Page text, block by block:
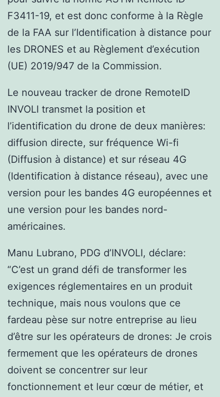
F3411-19, et est donc conforme à la Règle
de la FAA sur l’Identification à distance pour
les DRONES et au Règlement d’exécution
(UE) 2019/947 de la Commission.
Le nouveau tracker de drone RemoteID
INVOLI transmet la position et
l’identification du drone de deux manières:
diffusion directe, sur fréquence Wi-fi
(Diffusion à distance) et sur réseau 4G
(Identification à distance réseau), avec une
version pour les bandes 4G européennes et
une version pour les bandes nord-
américaines.
Manu Lubrano, PDG d’INVOLI, déclare:
“C’est un grand défi de transformer les
exigences réglementaires en un produit
technique, mais nous voulons que ce
fardeau pèse sur notre entreprise au lieu
d’être sur les opérateurs de drones: Je crois
fermement que les opérateurs de drones
doivent se concentrer sur leur
fonctionnement et leur cœur de métier, et